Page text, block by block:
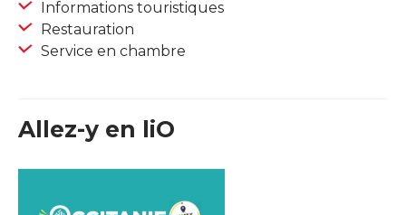
Informations touristiques
Restauration
Service en chambre
Allez-y en liO